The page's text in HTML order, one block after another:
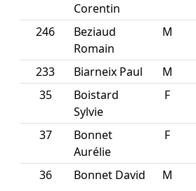
Corentin
246
Beziaud
Romain
M
233 Biarneix Paul M
35
Boistard
Sylvie
F
37
Bonnet
Aurélie
F
36 Bonnet David M